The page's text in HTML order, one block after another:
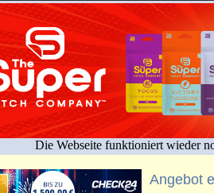
Die Webseite funktioniert wieder
Angebot